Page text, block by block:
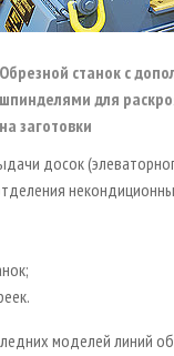
Обрезной станок с
шпинделями для
на заготовки
досок
моделей линий